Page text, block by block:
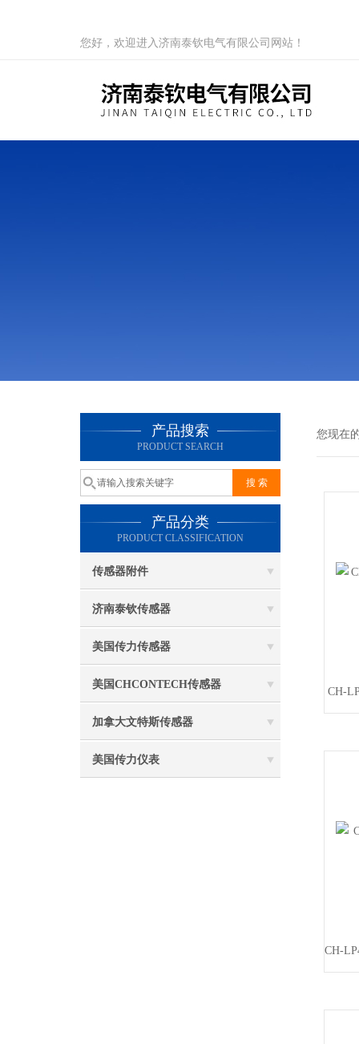
您好，欢迎进入济南泰钦电气有限公司网站！
产品搜索
PRODUCT SEARCH
产品分类
PRODUCT CLASSIFICATION
传感器附件
济南泰钦传感器
美国传力传感器
美国CHCONTECH传感器
加拿大文特斯传感器
美国传力仪表
您现在
CH-
CH-